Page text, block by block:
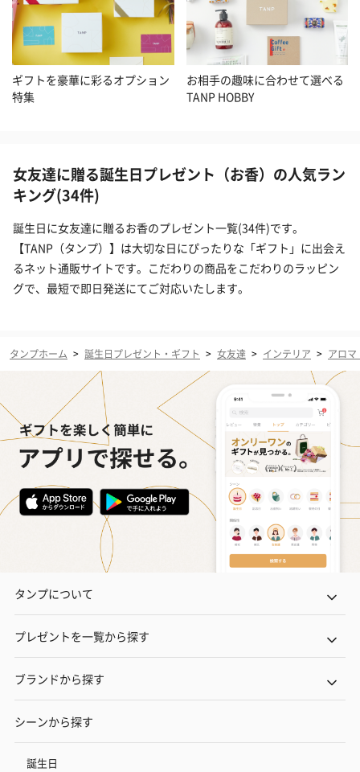
ギフトを豪華に彩るオプション
特集
お相手の趣味に合わせて選べる
TANP HOBBY
女友達に贈る誕生日プレゼント（お香）の人気ラン
キング(34件)
誕生日に女友達に贈るお香のプレゼント一覧(34件)です。
【TANP（タンプ）】は大切な日にぴったりな「ギフト」に出会え
るネット通販サイトです。こだわりの商品をこだわりのラッピン
グで、最短で即日発送にてご対応いたします。
タンプホーム > 誕生日プレゼント・ギフト > 女友達 > インテリア > アロマ
タンプについて
プレゼントを一覧から探す
ブランドから探す
シーンから探す
誕生日